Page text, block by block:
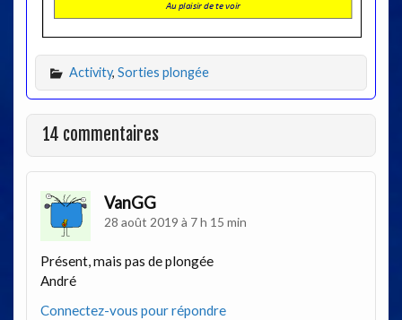
Activity, Sorties plongée
14 commentaires
VanGG
28 août 2019 à 7 h 15 min
Présent, mais pas de plongée
André
Connectez-vous pour répondre